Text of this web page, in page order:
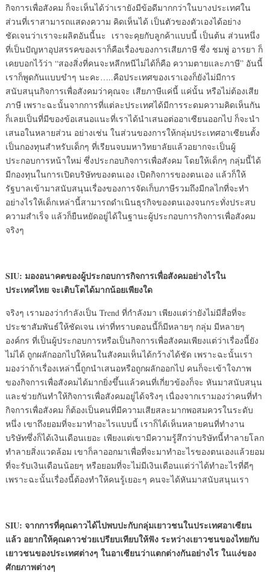
กิจการเพื่อสังคม ก็จะเห็นได้ว่าเรายังมีข้อดีมากกว่าในบางประเทศใน
ส่วนที่เราสามารถแสดงความ คิดเห็นได้ เป็นตัวของตัวเองได้อย่าง
ชัดเจนว่าเราจะผลิตอันนี้นะ เราจะคุยกับลูกค้าแบบนี้ เป็นต้น ส่วนหนึ่ง
ที่เป็นปัญหาอุปสรรคของเราก็คือเรื่องของการเสียภาษี ซึ่ง ชมพู่ อารยา ก็
เคยบอกไว้ว่า “สองสิ่งที่คนจะหลีกหนีไม่ได้ก็คือ ความตายและภาษี” อันนี้
เราก็พูดกันแบบขำๆ นะคะ…..คือประเทศของเราเองก็ยังไม่มีการ
สนับสนุนกิจการเพื่อสังคมว่าคุณจะ เสียภาษีแค่นี้ แค่นั้น หรือไม่ต้องเสีย
ภาษี เพราะฉะนั้นจากการที่แต่ละประเทศได้มีการระดมความคิดเห็นกัน
ก็เลยเป็นที่มีของข้อเสนอแนะที่เราได้นำเสนอต่ออาเซียนออกไป ก็จะนำ
เสนอในหลายส่วน อย่างเช่น ในส่วนของการให้กลุ่มประเทศอาเซียนตั้ง
เป็นกองทุนสำหรับเด็กๆ ที่เรียนจบมหาวิทยาลัยแล้วอยากจะเป็นผู้
ประกอบการหน้าใหม่ ซึ่งประกอบกิจการเพื่อสังคม โดยให้เด็กๆ กลุ่มนี้ได้
มีกองทุนในการเปิดบริษัทของตนเอง เปิดกิจการของตนเอง แล้วก็ให้
รัฐบาลเข้ามาสนับสนุนเรื่องของการจัดเก็บภาษีรวมถึงมีกลไกที่จะทำ
อย่างไรให้เด็กเหล่านี้สามารถดำเนินธุรกิจของตนเองจนกระทั่งประสบ
ความสำเร็จ แล้วก็ยืนหยัดอยู่ได้ในฐานะผู้ประกอบการกิจการเพื่อสังคม
จริงๆ
SIU: มองอนาคตของผู้ประกอบการกิจการเพื่อสังคมอย่างไรใน
ประเทศไทย จะเติบโตได้มากน้อยเพียงใด
จริงๆ เรามองว่ากำลังเป็น Trend ที่กำลังมา เพียงแต่ว่ายังไม่มีสื่อที่จะ
ประชาสัมพันธ์ให้ชัดเจน เท่าที่ทราบตอนนี้ก็มีหลายๆ กลุ่ม มีหลายๆ
องค์กร ที่เป็นผู้ประกอบการหรือเป็นกิจการเพื่อสังคมเพียงแต่ว่าเรื่องนี้ยัง
ไม่ได้ ถูกผลักออกไปให้คนในสังคมเห็นได้กว้างได้ชัด เพราะฉะนั้นเรา
มองว่าถ้าเรื่องเหล่านี้ถูกนำเสนอหรือถูกผลักออกไป คนก็จะเข้าใจภาพ
ของกิจการเพื่อสังคมได้มากยิ่งขึ้นแล้วคนที่เกี่ยวข้องก็จะ หันมาสนับสนุน
และช่วยกันทำให้กิจการเพื่อสังคมอยู่ได้จริงๆ เนื่องจากเรามองว่าคนที่ทำ
กิจการเพื่อสังคม ก็ต้องเป็นคนที่มีความเสียสละมากพอสมควรในระดับ
หนึ่ง เขาถึงยอมที่จะมาทำอะไรแบบนี้ เราก็ได้เห็นหลายคนที่ทำงาน
บริษัทซึ่งก็ได้เงินเดือนเยอะ เพียงแต่เขามีความรู้สึกว่าบริษัทนี้ทำลายโลก
ทำลายสิ่งแวดล้อม เขาก็ลาออกมาเพื่อที่จะมาทำอะไรของตนเองแล้วยอม
ที่จะรับเงินเดือนน้อยๆ หรือยอมที่จะไม่มีเงินเดือนแต่ว่าได้ทำอะไรที่ดีๆ
เพราะฉะนั้นเรื่องนี้ต้องทำให้คนรู้เยอะๆ คนจะได้หันมาสนับสนุนเรา
SIU: จากการที่คุณดาวได้ไปพบปะกับกลุ่มเยาวชนในประเทศอาเซียน
แล้ว อยากให้คุณดาวช่วยเปรียบเทียบให้ฟัง ระหว่างเยาวชนของไทยกับ
เยาวชนของประเทศต่างๆ ในอาเซียนว่าแตกต่างกันอย่างไร ในแง่ของ
ศักยภาพต่างๆ